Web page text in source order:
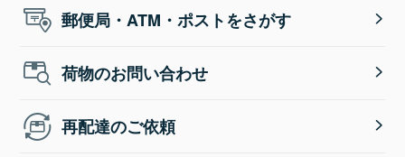
郵便局・ATM・ポストをさがす
荷物のお問い合わせ
再配達のご依頼